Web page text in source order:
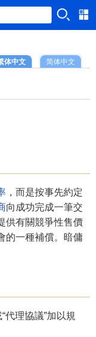
简体中文
体中文
，而是按事先約定
向成功完成一筆交
供有關競爭性售價
的一種補償。暗傭
理協議”加以規